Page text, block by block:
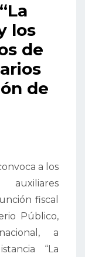
los
de
de
a los
fiscal
Público,
a
“La